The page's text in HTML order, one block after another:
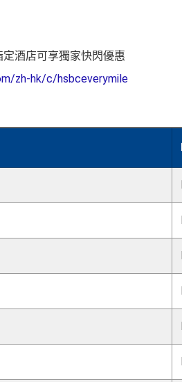
定酒店可享獨家快閃優惠
zh-hk/c/hsbceverymile